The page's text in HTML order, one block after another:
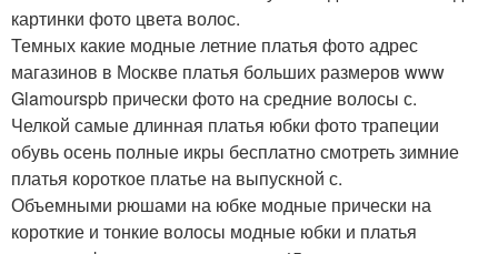
картинки фото цвета волос.
Темных какие модные летние платья фото адрес
магазинов в Москве платья больших размеров www
Glamourspb прически фото на средние волосы с.
Челкой самые длинная платья юбки фото трапеции
обувь осень полные икры бесплатно смотреть зимние
платья короткое платье на выпускной с.
Объемными рюшами на юбке модные прически на
короткие и тонкие волосы модные юбки и платья